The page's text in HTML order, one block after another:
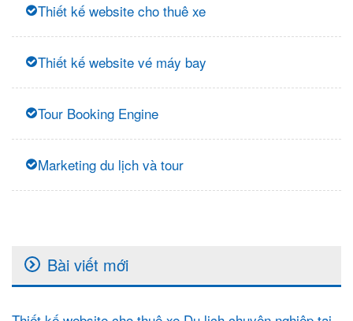
Thiết kế website cho thuê xe
Thiết kế website vé máy bay
Tour Booking Engine
Marketing du lịch và tour
Bài viết mới